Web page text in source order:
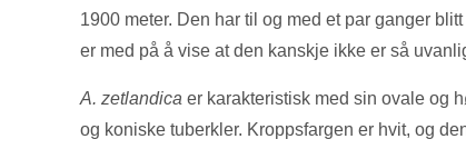
1900 meter. Den har til og med et par ganger
er med på å vise at den kanskje ikke er så
A. zetlandica er karakteristisk med sin ovale og
og koniske tuberkler. Kroppsfargen er hvit, og